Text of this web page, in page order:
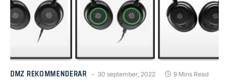
DMZ REKOMMENDERAR 30 september, 2022 9 Mins Read